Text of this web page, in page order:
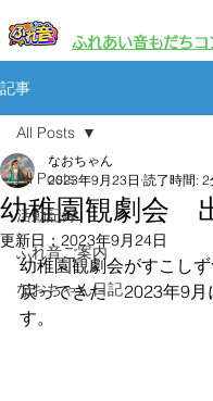
ふれあい音もだちコ
記事
All Posts
活動記録
ふれ音ご案内
なおちゃん日記
All Posts
幼稚園観劇会
なおちゃん
2023年9月23日 読了時間: 2
更新日： 2023年9月24日
幼稚園観劇会がすこし
戻ってきた　2023年9月
す。